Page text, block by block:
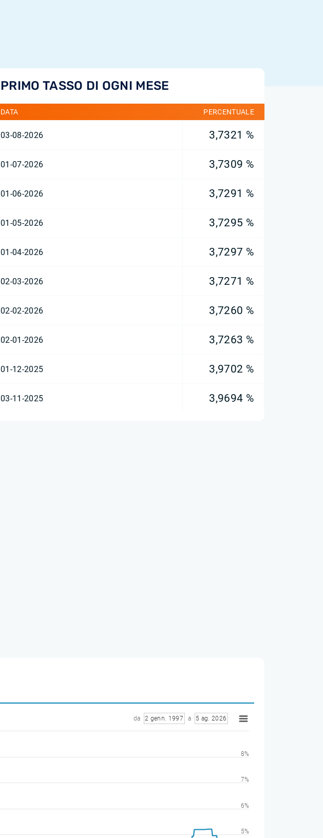
PRIMO TASSO DI OGNI MESE
DATA PERCENTUALE
03-08-2026 3,7321 %
01-07-2026 3,7309 %
01-06-2026 3,7291 %
01-05-2026 3,7295 %
01-04-2026 3,7297 %
02-03-2026 3,7271 %
02-02-2026 3,7260 %
02-01-2026 3,7263 %
01-12-2025 3,9702 %
03-11-2025 3,9694 %
da 2 genn. 1997 a 5 ag. 2026
5%
6%
7%
8%